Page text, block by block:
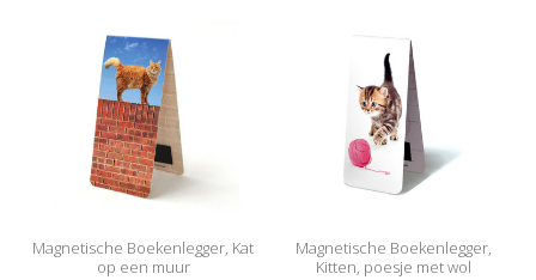
Magnetische Boekenlegger, Kat
op een muur
Magnetische Boekenlegger,
Kitten, poesje met wol